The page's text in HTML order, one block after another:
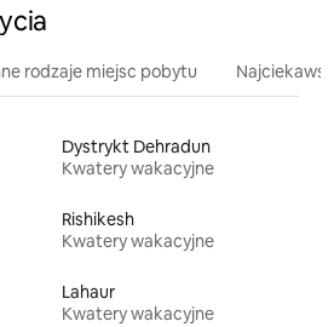
rodzaje miejsc pobytu
Dystrykt Dehradun
Kwatery wakacyjne
Rishikesh
Kwatery wakacyjne
Lahaur
Kwatery wakacyjne